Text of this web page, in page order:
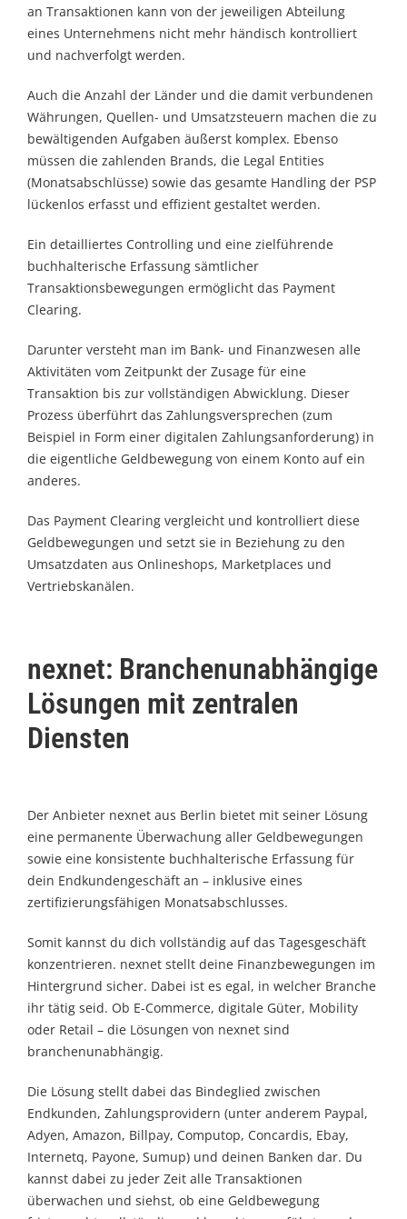
an Transaktionen kann von der jeweiligen Abteilung
eines Unternehmens nicht mehr händisch kontrolliert
und nachverfolgt werden.
Auch die Anzahl der Länder und die damit verbundenen
Währungen, Quellen- und Umsatzsteuern machen die zu
bewältigenden Aufgaben äußerst komplex. Ebenso
müssen die zahlenden Brands, die Legal Entities
(Monatsabschlüsse) sowie das gesamte Handling der PSP
lückenlos erfasst und effizient gestaltet werden.
Ein detailliertes Controlling und eine zielführende
buchhalterische Erfassung sämtlicher
Transaktionsbewegungen ermöglicht das Payment
Clearing.
Darunter versteht man im Bank- und Finanzwesen alle
Aktivitäten vom Zeitpunkt der Zusage für eine
Transaktion bis zur vollständigen Abwicklung. Dieser
Prozess überführt das Zahlungsversprechen (zum
Beispiel in Form einer digitalen Zahlungsanforderung) in
die eigentliche Geldbewegung von einem Konto auf ein
anderes.
Das Payment Clearing vergleicht und kontrolliert diese
Geldbewegungen und setzt sie in Beziehung zu den
Umsatzdaten aus Onlineshops, Marketplaces und
Vertriebskanälen.
nexnet: Branchenunabhängige
Lösungen mit zentralen
Diensten
Der Anbieter nexnet aus Berlin bietet mit seiner Lösung
eine permanente Überwachung aller Geldbewegungen
sowie eine konsistente buchhalterische Erfassung für
dein Endkundengeschäft an – inklusive eines
zertifizierungsfähigen Monatsabschlusses.
Somit kannst du dich vollständig auf das Tagesgeschäft
konzentrieren. nexnet stellt deine Finanzbewegungen im
Hintergrund sicher. Dabei ist es egal, in welcher Branche
ihr tätig seid. Ob E-Commerce, digitale Güter, Mobility
oder Retail – die Lösungen von nexnet sind
branchenunabhängig.
Die Lösung stellt dabei das Bindeglied zwischen
Endkunden, Zahlungsprovidern (unter anderem Paypal,
Adyen, Amazon, Billpay, Computop, Concardis, Ebay,
Internetq, Payone, Sumup) und deinen Banken dar. Du
kannst dabei zu jeder Zeit alle Transaktionen
überwachen und siehst, ob eine Geldbewegung